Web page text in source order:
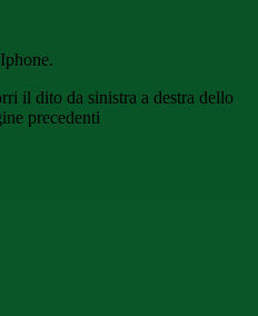
il dito da sinistra a destra dello
precedenti